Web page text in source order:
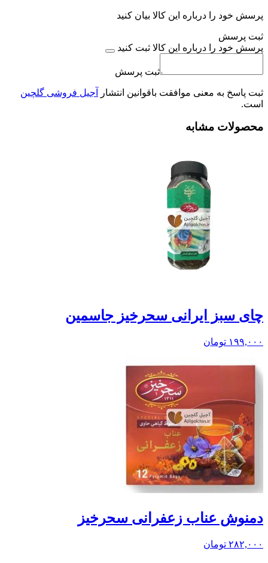
پرسش خود را درباره این کالا بیان کنید
ثبت پرسش
پرسش خود را درباره این کالا ثبت کنید
ثبت پرسش
ثبت پاسخ به معنی موافقت باقوانین انتشار
آجیل فروشی گلچین
است.
محصولات مشابه
چای سبز ایرانی سحرخیز جاسمین
۱۹۹,۰۰۰ تومان
دمنوش عناب زعفرانی سحرخیز
۲۸۲,۰۰۰ تومان